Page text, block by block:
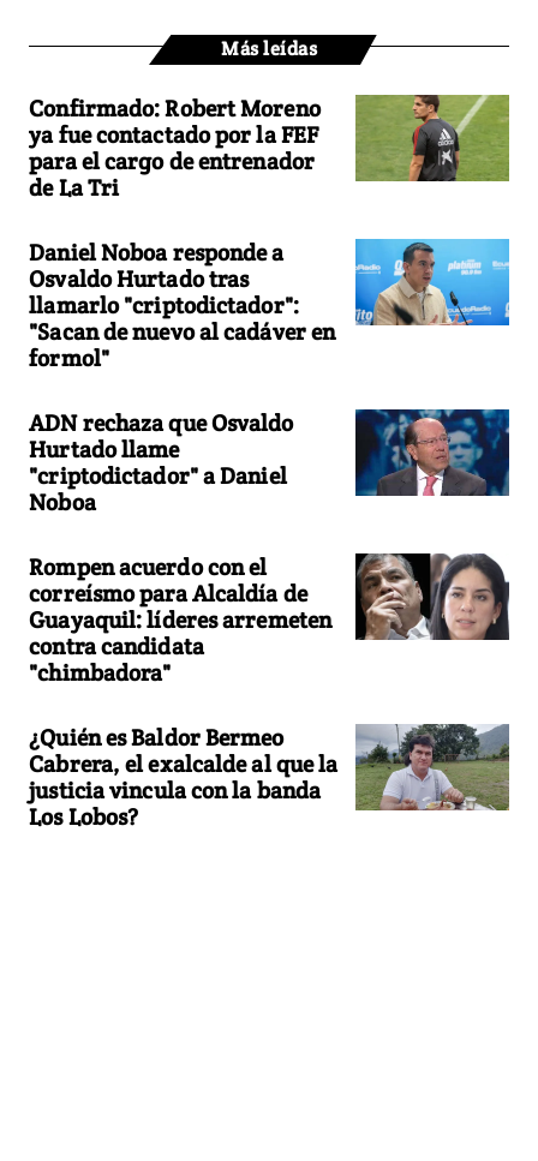
Más leídas
Confirmado: Robert Moreno
ya fue contactado por la FEF
para el cargo de entrenador
de La Tri
Daniel Noboa responde a
Osvaldo Hurtado tras
llamarlo "criptodictador":
"Sacan de nuevo al cadáver en
formol"
ADN rechaza que Osvaldo
Hurtado llame
"criptodictador" a Daniel
Noboa
Rompen acuerdo con el
correísmo para Alcaldía de
Guayaquil: líderes arremeten
contra candidata
"chimbadora"
¿Quién es Baldor Bermeo
Cabrera, el exalcalde al que la
justicia vincula con la banda
Los Lobos?